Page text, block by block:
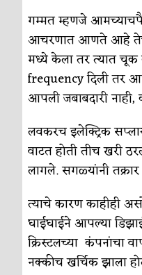
गम्मत म्हणजे
आचरणात आणते आहे तेच
मध्ये केला तर त्यात चूक
frequency दिली तर
आपली जबाबदारी
लवकरच इलेक्ट्रिक
वाटत होती तीच खरी
लागले. सगळ्यांनी
त्याचे कारण काहीही
घाईघाईने आपल्या
क्रिस्टलच्या कंपनांचा
नक्कीच खर्चिक झाला